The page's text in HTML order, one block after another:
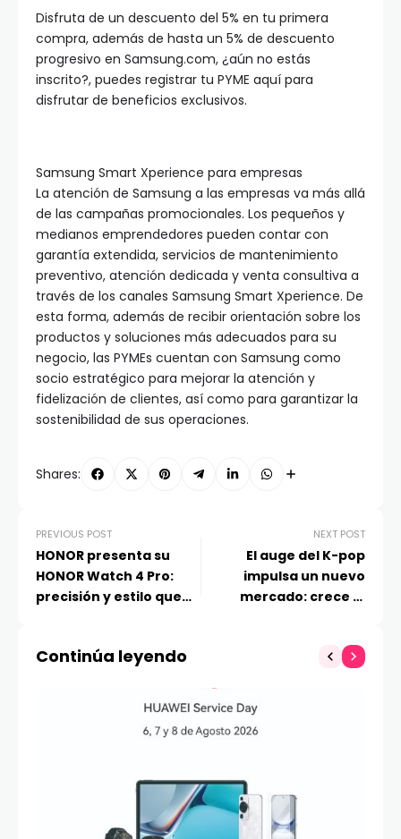
Disfruta de un descuento del 5% en tu primera
compra, además de hasta un 5% de descuento
progresivo en Samsung.com, ¿aún no estás
inscrito?, puedes registrar tu PYME aquí para
disfrutar de beneficios exclusivos.
Samsung Smart Xperience para empresas
La atención de Samsung a las empresas va más allá
de las campañas promocionales. Los pequeños y
medianos emprendedores pueden contar con
garantía extendida, servicios de mantenimiento
preventivo, atención dedicada y venta consultiva a
través de los canales Samsung Smart Xperience. De
esta forma, además de recibir orientación sobre los
productos y soluciones más adecuados para su
negocio, las PYMEs cuentan con Samsung como
socio estratégico para mejorar la atención y
fidelización de clientes, así como para garantizar la
sostenibilidad de sus operaciones.
Shares:
PREVIOUS POST
HONOR presenta su
HONOR Watch 4 Pro:
precisión y estilo que
NEXT POST
El auge del K-pop
impulsa un nuevo
mercado: crece la
Continúa leyendo